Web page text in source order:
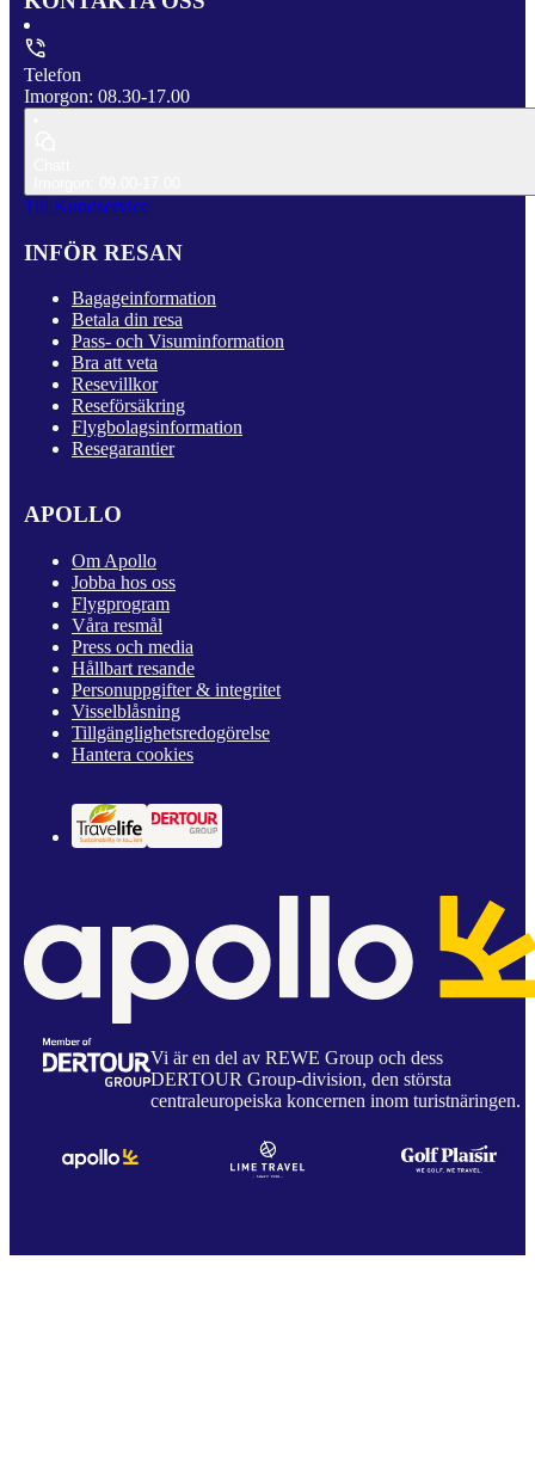
Telefon
Imorgon: 08.30-17.00
Till Kundservice
INFÖR RESAN
Bagageinformation
Betala din resa
Pass- och Visuminformation
Bra att veta
Resevillkor
Reseförsäkring
Flygbolagsinformation
Resegarantier
APOLLO
Om Apollo
Jobba hos oss
Flygprogram
Våra resmål
Press och media
Hållbart resande
Personuppgifter & integritet
Visselblåsning
Tillgänglighetsredogörelse
Hantera cookies
Vi är en del av REWE Group och dess
DERTOUR Group-division, den största
centraleuropeiska koncernen inom turistnäringen.